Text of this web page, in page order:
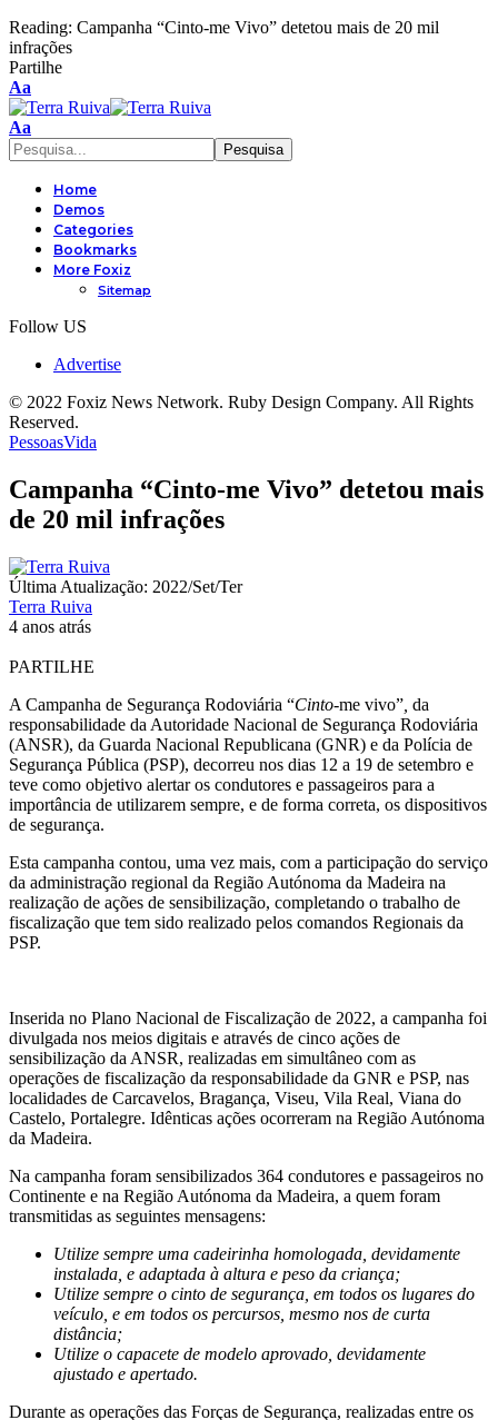
Reading: Campanha “Cinto-me Vivo” detetou mais de 20 mil
infrações
Partilhe
Font
Resizer
Aa
Font
Resizer
Aa
Home
Demos
Categories
Bookmarks
More Foxiz
Sitemap
Follow US
Advertise
© 2022 Foxiz News Network. Ruby Design Company. All Rights
Reserved.
PessoasVida
Campanha “Cinto-me Vivo” detetou mais
de 20 mil infrações
Última Atualização: 2022/Set/Ter
Terra Ruiva
4 anos atrás
PARTILHE
A Campanha de Segurança Rodoviária “Cinto-me vivo” da
responsabilidade da Autoridade Nacional de Segurança Rodoviária
(ANSR), da Guarda Nacional Republicana (GNR) e da Polícia de
Segurança Pública (PSP), decorreu nos dias 12 a 19 de setembro e
teve como objetivo alertar os condutores e passageiros para a
importância de utilizarem sempre, e de forma correta, os dispositivos
de segurança.
Esta campanha contou, uma vez mais, com a participação do serviço
da administração regional da Região Autónoma da Madeira na
realização de ações de sensibilização, completando o trabalho de
fiscalização que tem sido realizado pelos comandos Regionais da
PSP.
Inserida no Plano Nacional de Fiscalização de 2022, a campanha foi
divulgada nos meios digitais e através de cinco ações de
sensibilização da ANSR, realizadas em simultâneo com as
operações de fiscalização da responsabilidade da GNR e PSP, nas
localidades de Carcavelos, Bragança, Viseu, Vila Real, Viana do
Castelo, Portalegre. Idênticas ações ocorreram na Região Autónoma
da Madeira.
Na campanha foram sensibilizados 364 condutores e passageiros no
Continente e na Região Autónoma da Madeira, a quem foram
transmitidas as seguintes mensagens:
Utilize sempre uma cadeirinha homologada, devidamente
instalada, e adaptada à altura e peso da criança;
Utilize sempre o cinto de segurança, em todos os lugares do
veículo, e em todos os percursos, mesmo nos de curta
distância;
Utilize o capacete de modelo aprovado, devidamente
ajustado e apertado.
Durante as operações das Forças de Segurança, realizadas entre os